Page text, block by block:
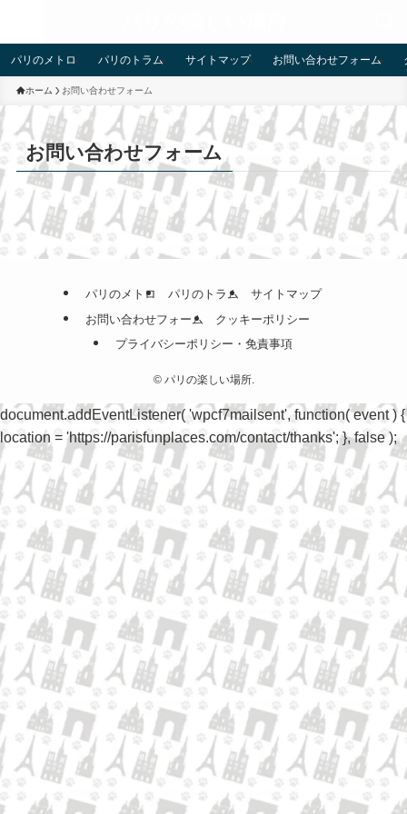
パリのメトロ パリのトラム サイトマップ お問い合わせフォーム
ホーム お問い合わせフォーム
お問い合わせフォーム
パリのメトロ パリのトラム
サイトマップ
お問い合わせフォーム
クッキーポリシー
プライバシーポリシー・免責事項
©パリの楽しい場所.
document.addEventListener( 'wpcf7mailsent', function( event ) {
location = 'https://parisfunplaces.com/contact/thanks'; }, false );